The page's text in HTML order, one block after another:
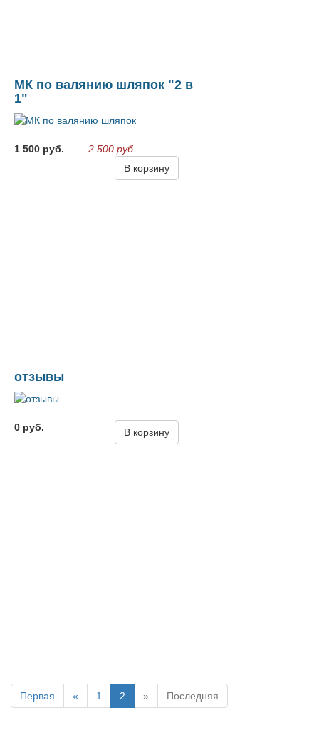
МК по валянию шляпок "2 в
1"
1 500 руб.
2 500 руб.
В корзину
отзывы
0 руб. В корзину
Первая « 1 2 » Последняя